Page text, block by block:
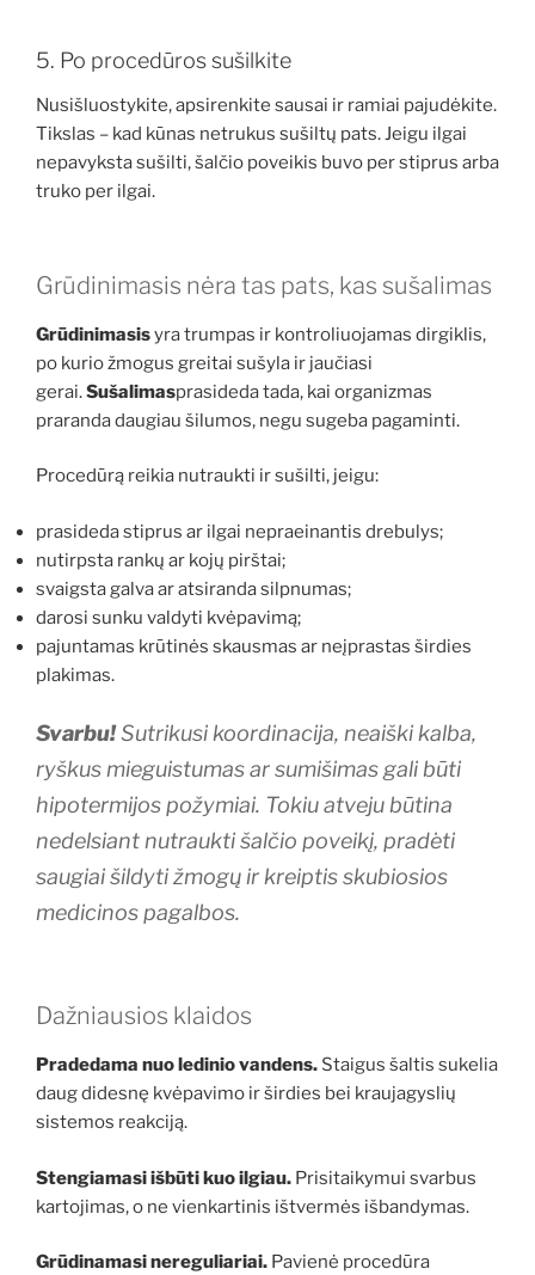
5. Po procedūros sušilkite
Nusišluostykite, apsirenkite sausai ir ramiai pajudėkite.
Tikslas – kad kūnas netrukus sušiltų pats. Jeigu ilgai
nepavyksta sušilti, šalčio poveikis buvo per stiprus arba
truko per ilgai.
Grūdinimasis nėra tas pats, kas sušalimas
Grūdinimasisyra trumpas ir kontroliuojamas dirgiklis,
po kurio žmogus greitai sušyla ir jaučiasi
gerai.Sušalimasprasideda tada, kai organizmas
praranda daugiau šilumos, negu sugeba pagaminti.
Procedūrą reikia nutraukti ir sušilti, jeigu:
prasideda stiprus ar ilgai nepraeinantis drebulys;
nutirpsta rankų ar kojų pirštai;
svaigsta galva ar atsiranda silpnumas;
darosi sunku valdyti kvėpavimą;
pajuntamas krūtinės skausmas ar neįprastas širdies
plakimas.
Svarbu!Sutrikusi koordinacija, neaiški kalba,
ryškus mieguistumas ar sumišimas gali būti
hipotermijos požymiai. Tokiu atveju būtina
nedelsiant nutraukti šalčio poveikį, pradėti
saugiai šildyti žmogų ir kreiptis skubiosios
medicinos pagalbos.
Dažniausios klaidos
Pradedama nuo ledinio vandens. Staigus šaltis sukelia
daug didesnę kvėpavimo ir širdies bei kraujagyslių
sistemos reakciją.
Stengiamasi išbūti kuo ilgiau. Prisitaikymui svarbus
kartojimas, o ne vienkartinis ištvermės išbandymas.
Grūdinamasi nereguliariai. Pavienė procedūra